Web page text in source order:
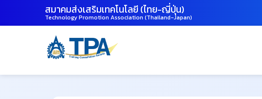
สมาคมส่งเสริมเทคโนโลยี (ไทย-ญี่ปุ่น)
Technology Promotion Association (Thailand-Japan)